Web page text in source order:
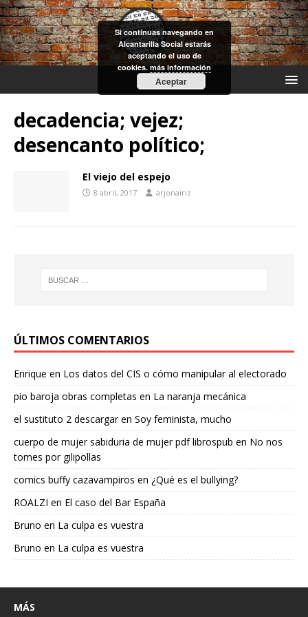
decadencia; vejez;
desencanto político;
El viejo del espejo
8 abril, 2017 arjonairiz
ÚLTIMOS COMENTARIOS
Enrique en Los datos del CIS o cómo manipular al electorado
pio baroja obras completas en La naranja mecánica
el sustituto 2 descargaren Soy feminista, mucho
cuerpo de mujer sabiduria de mujer pdf librospub en No nos
tomes por gilipollas
comics buffy cazavampiros en ¿Qué es el bullying?
ROALZI en El caso del Bar España
Bruno en La culpa es vuestra
Bruno en La culpa es vuestra
MÁS
Si continuas navegando en
Alcantarilla Social estarás
aceptando el uso de
cookies.más información
Aceptar